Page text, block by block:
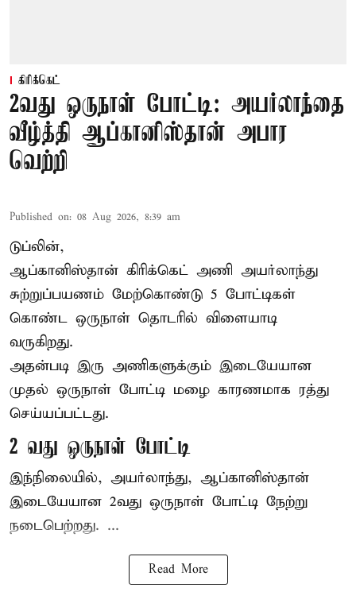
கிரிக்கெட்
2வது ஒருநாள் போட்டி: அயர்லாந்தை
வீழ்த்தி ஆப்கானிஸ்தான் அபார
வெற்றி
Published on: 08 Aug 2026, 8:39 am
டுப்லின்,
ஆப்கானிஸ்தான் கிரிக்கெட் அணி அயர்லாந்து
சுற்றுப்பயணம் மேற்கொண்டு 5 போட்டிகள்
கொண்ட ஒருநாள் தொடரில் விளையாடி
வருகிறது.
அதன்படி இரு அணிகளுக்கும் இடையேயான
முதல் ஒருநாள் போட்டி மழை காரணமாக ரத்து
செய்யப்பட்டது.
2 வது ஒருநாள் போட்டி
இந்நிலையில், அயர்லாந்து, ஆப்கானிஸ்தான்
இடையேயான 2வது ஒருநாள் போட்டி நேற்று
நடைபெற்றது. ...
Read More